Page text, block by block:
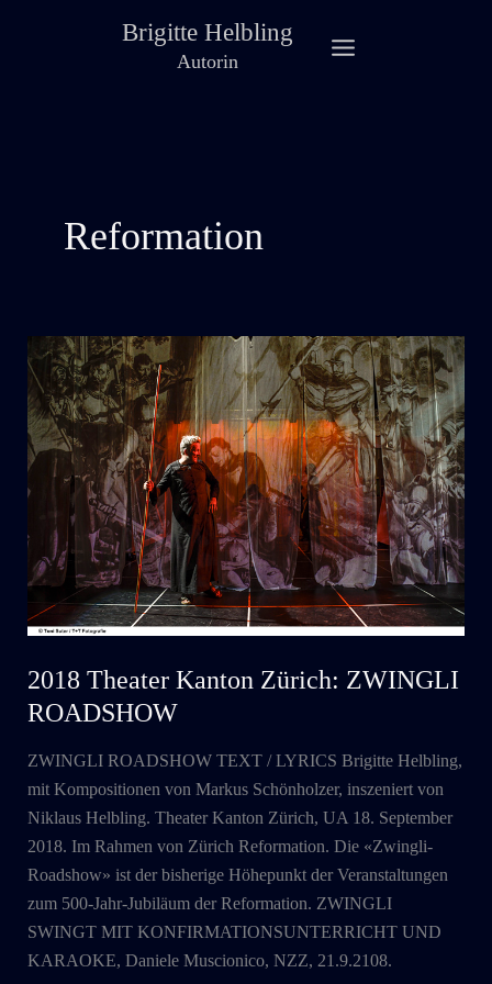
Brigitte Helbling
Autorin
Reformation
2018 Theater Kanton Zürich: ZWINGLI
ROADSHOW
ZWINGLI ROADSHOW TEXT / LYRICS Brigitte Helbling,
mit Kompositionen von Markus Schönholzer, inszeniert von
Niklaus Helbling. Theater Kanton Zürich, UA 18. September
2018. Im Rahmen von Zürich Reformation. Die «Zwingli-
Roadshow» ist der bisherige Höhepunkt der Veranstaltungen
zum 500-Jahr-Jubiläum der Reformation. ZWINGLI
SWINGT MIT KONFIRMATIONSUNTERRICHT UND
KARAOKE, Daniele Muscionico, NZZ, 21.9.2108.